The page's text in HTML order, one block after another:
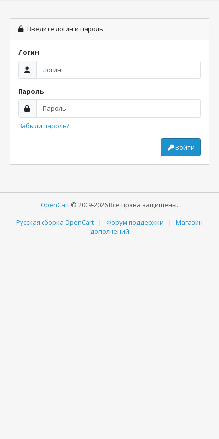
Введите логин и пароль
Логин
Пароль
Забыли пароль?
Войти
OpenCart © 2009-2026 Все права защищены.
Русская сборка OpenCart | Форум поддержки | Магазин
дополнений